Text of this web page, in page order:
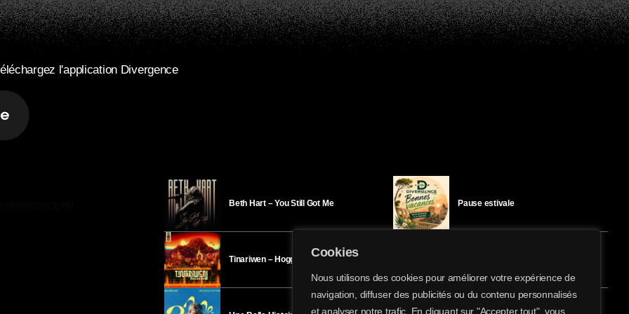
Cookies
Nous utilisons des cookies pour améliorer votre expérience de
navigation, diffuser des publicités ou du contenu personnalisés
et analyser notre trafic. En cliquant sur "Accepter tout", vous
share
email
l'application Divergence
Beth Hart – You Still Got Me
Tinariwen – Hoggar
Pause estivale